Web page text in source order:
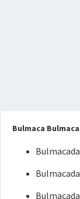
Bulmaca